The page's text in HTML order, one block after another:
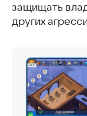
защищать
других